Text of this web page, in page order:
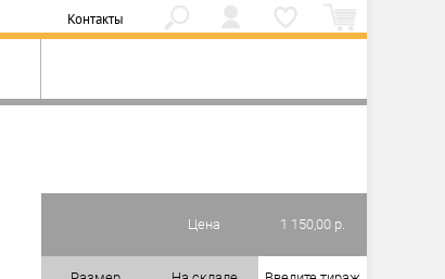
Контакты
Цена 1 150,00 р.